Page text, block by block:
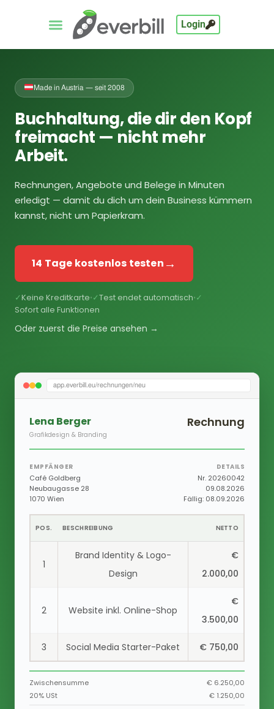
Login
Made in Austria — seit 2008
Buchhaltung, die dir den Kopf
freimacht — nicht mehr
Arbeit.
Rechnungen, Angebote und Belege in Minuten
erledigt — damit du dich um dein Business kümmern
kannst, nicht um Papierkram.
14 Tage kostenlos testen →
✓Keine Kreditkarte• ✓Test endet automatisch• ✓
Sofort alle Funktionen
Oder zuerst die Preise ansehen →
app.everbill.eu/rechnungen/neu
Lena Berger
Grafikdesign & Branding
Rechnung
EMPFÄNGER
Café Goldberg
Neubaugasse 28
1070 Wien
DETAILS
Nr. 20260042
09.08.2026
Fällig: 08.09.2026
POS. BESCHREIBUNG NETTO
1
Brand Identity & Logo-
Design
€
2.000,00
2 Website inkl. Online-Shop
€
3.500,00
3 Social Media Starter-Paket € 750,00
Zwischensumme
€ 6.250,00
20% USt
€ 1.250,00